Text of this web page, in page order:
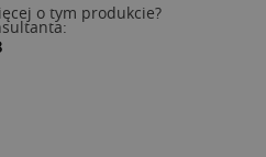
o tym produkcie?